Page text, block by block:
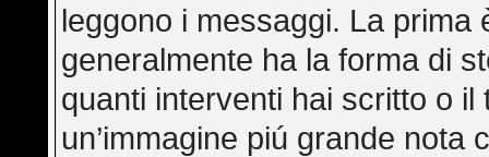
leggono i messaggi. La prima
generalmente ha la forma di
quanti interventi hai scritto o
un’immagine piú grande